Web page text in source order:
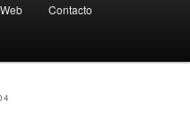
Web Contacto